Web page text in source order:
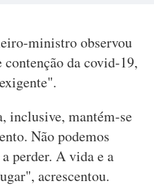
ministro observou
da covid-19,
inclusive, mantém-se
Não podemos
perder. A vida e a
acrescentou.